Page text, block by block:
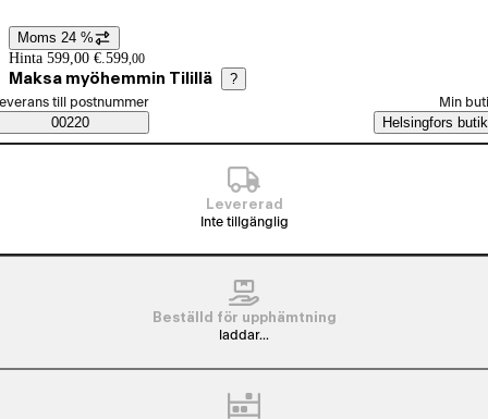
Prisinformation
Moms 24 %
Hinta 599,00 €. 599,00
Maksa myöhemmin Tilillä ?
Saatavuustiedot
beställningssätt
till postnummer
00220
Min
Helsingfors butik
Levererad
Inte tillgänglig
Beställd för upphämtning
laddar...